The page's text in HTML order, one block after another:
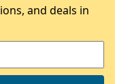
and deals in